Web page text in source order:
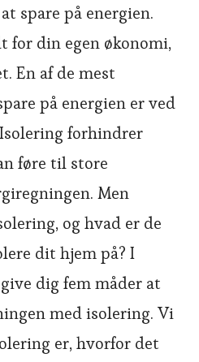
spare på energien.
for din egen økonomi,
En af de mest
på energien er ved
forhindrer
føre til store
Men
og hvad er de
dit hjem på? I
dig fem måder at
med isolering. Vi
er, hvorfor det